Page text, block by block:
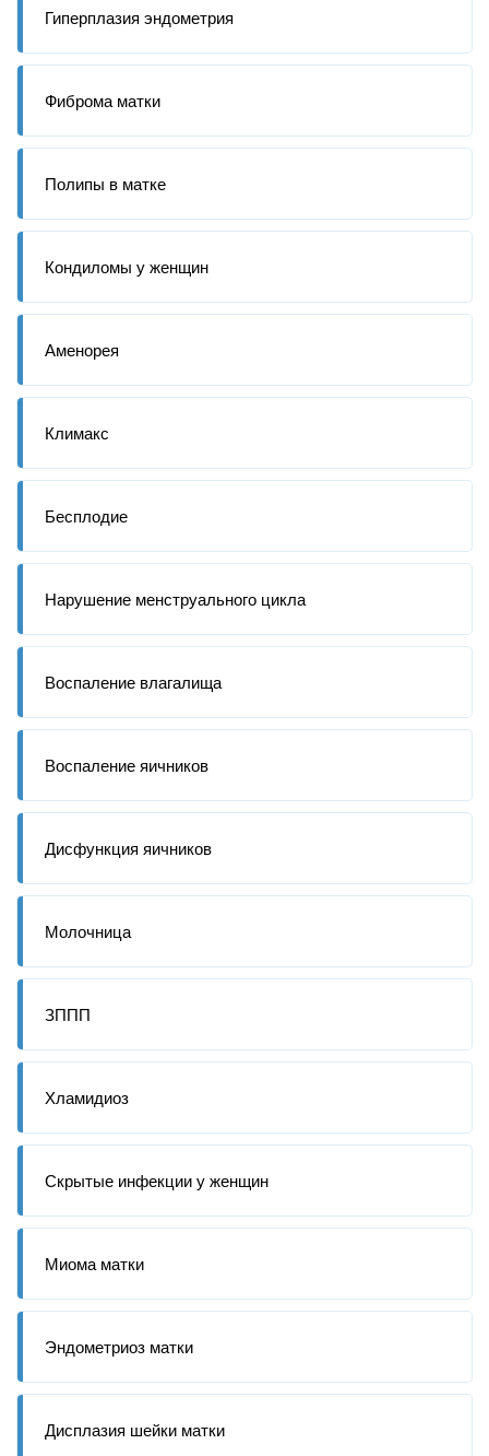
Гиперплазия эндометрия
Фиброма матки
Полипы в матке
Кондиломы у женщин
Аменорея
Климакс
Бесплодие
Нарушение менструального цикла
Воспаление влагалища
Воспаление яичников
Дисфункция яичников
Молочница
ЗППП
Хламидиоз
Скрытые инфекции у женщин
Миома матки
Эндометриоз матки
Дисплазия шейки матки